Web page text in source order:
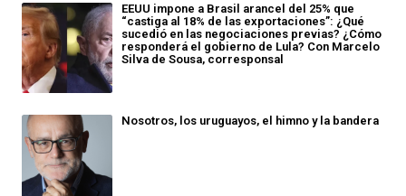
EEUU impone a Brasil arancel del 25% que
“castiga al 18% de las exportaciones”: ¿Qué
sucedió en las negociaciones previas? ¿Cómo
responderá el gobierno de Lula? Con Marcelo
Silva de Sousa, corresponsal
Nosotros, los uruguayos, el himno y la bandera